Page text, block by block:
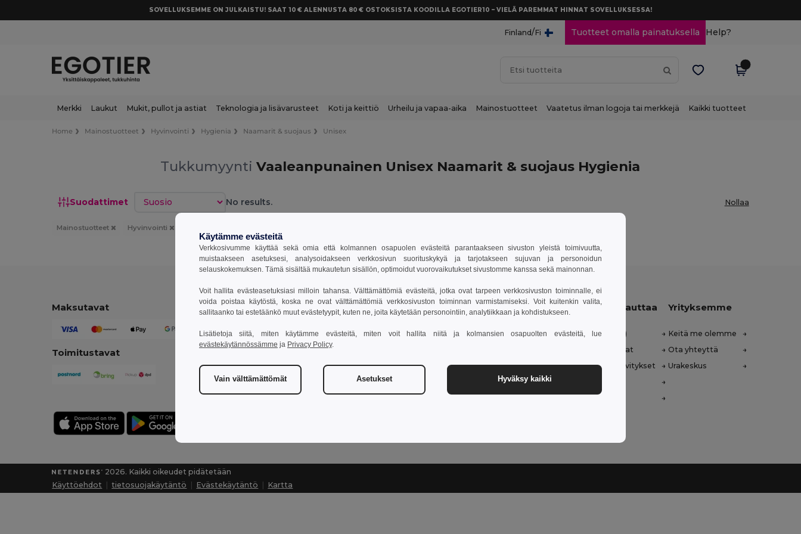
SOVELLUKSEMME ON JULKAISTU! SAAT 10 € ALENNUSTA 80 € OSTOKSISTA KOODILLA EGOTIER10 – VIELÄ PAREMMAT HINNAT SOVELLUKSESSA!
Finland/Fi Tuotteet omalla painatuksella Help?
Merkki Laukut Mukit, pullot ja astiat Teknologia ja lisävarusteet Koti ja keittiö Urheilu ja vapaa-aika Mainostuotteet Vaatetus ilman logoja tai merkkejä Kaikki tuotteet
Home Mainostuotteet Hyvinvointi Hygienia Naamarit & suojaus Unisex
Tukkumyynti Vaaleanpunainen Unisex Naamarit & suojaus Hygienia
Suodattimet Lajittele No results. Nollaa
Mainostuotteet Hyvinvointi
Maksutavat
Toimitustavat
Ota yhteyttä
Asiakaspalvelu
customerservice@egotier.fi
Myynti
sales@egotier.fi
Anna meidän auttaa
Ohjekeskus (FAQ)
Tukkumyyntihinnat
Palautukset & Hyvitykset
Yrityksemme
Keitä me olemme
Ota yhteyttä
Urakeskus
2026. Kaikki oikeudet pidätetään
Käyttöehdot |tietosuojakäytäntö | Evästekäytäntö | Kartta
Käytämme evästeitä
Verkkosivumme käyttää sekä omia että kolmannen osapuolen evästeitä parantaakseen sivuston yleistä toimivuutta,
muistaakseen asetuksesi, analysoidakseen verkkosivun suorituskykyä ja tarjotakseen sujuvan ja personoidun
selauskokemuksen. Tämä sisältää mukautetun sisällön, optimoidut vuorovaikutukset sivustomme kanssa sekä mainonnan.
Voit hallita evästeasetuksiasi milloin tahansa. Välttämättömiä evästeitä, jotka ovat tarpeen verkkosivuston toiminnalle, ei
voida poistaa käytöstä, koska ne ovat välttämättömiä verkkosivuston toiminnan varmistamiseksi. Voit kuitenkin valita,
sallitaanko tai estetäänkö muut evästetyypit, kuten ne, joita käytetään personointiin, analytiikkaan ja kohdistukseen.
Lisätietoja siitä, miten käytämme evästeitä, miten voit hallita niitä ja kolmansien osapuolten evästeitä, lue
evästekäytännössämme ja Privacy Policy.
Vain välttämättömät Asetukset Hyväksy kaikki